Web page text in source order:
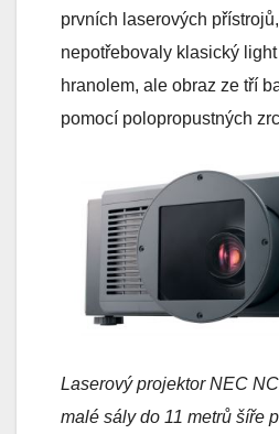
prvních laserových
nepotřebovaly klasický
hranolem, ale obraz ze tří
pomocí polopropustných
Laserový projektor NEC
malé sály do 11 metrů šíře